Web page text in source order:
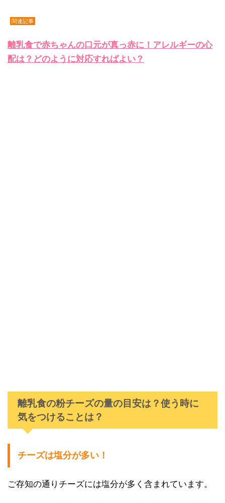
関連記事
離乳食で赤ちゃんの口元が真っ赤に！アレルギーの心
配は？どのように対応すればよい？
離乳食の粉チーズの量の目安は？使う時に
気をつけることは？
チーズは塩分が多い！
ご存知の通りチーズには塩分が多く含まれています。